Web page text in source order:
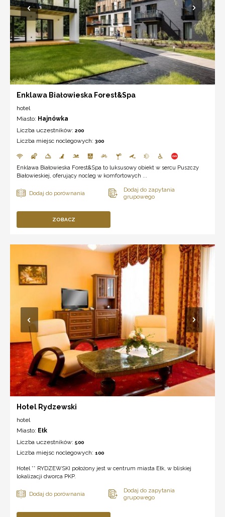
Enklawa Białowieska Forest&Spa
hotel
Miasto: Hajnówka
Liczba uczestników: 200
Liczba miejsc noclegowych: 300
Enklawa Białowieska Forest&Spa to luksusowy obiekt w sercu Puszczy
Białowieskiej, oferujący nocleg w komfortowych ...
ZOBACZ
Hotel Rydzewski
hotel
Miasto: Ełk
Liczba uczestników: 500
Liczba miejsc noclegowych: 100
Hotel ** RYDZEWSKI położony jest w centrum miasta Ełk, w bliskiej
lokalizacji dworca PKP.